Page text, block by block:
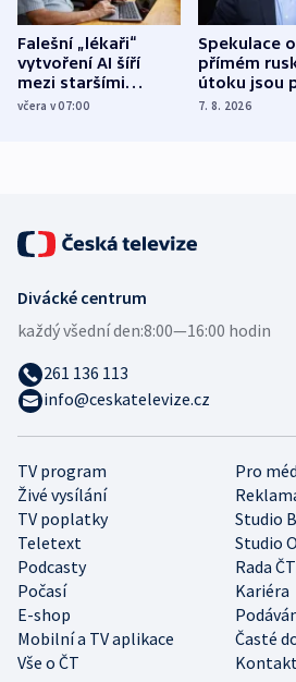
Falešní „lékaři“
vytvoření AI šíří
mezi staršími
Poláky nebezpečné
včera v 07:00
Spekulace o
přímém
útoku jsou
míní
7. 8. 2026
TV program
Pro
Živé vysílání
TV poplatky
Studio
Teletext
Studio
Podcasty
Rada ČT
Počasí
Kariéra
E-shop
Mobilní a TV aplikace
Časté
Vše o ČT
Divácké centrum
každý všední den:8:00—16:00 hodin
261 136 113
info@ceskatelevize.cz